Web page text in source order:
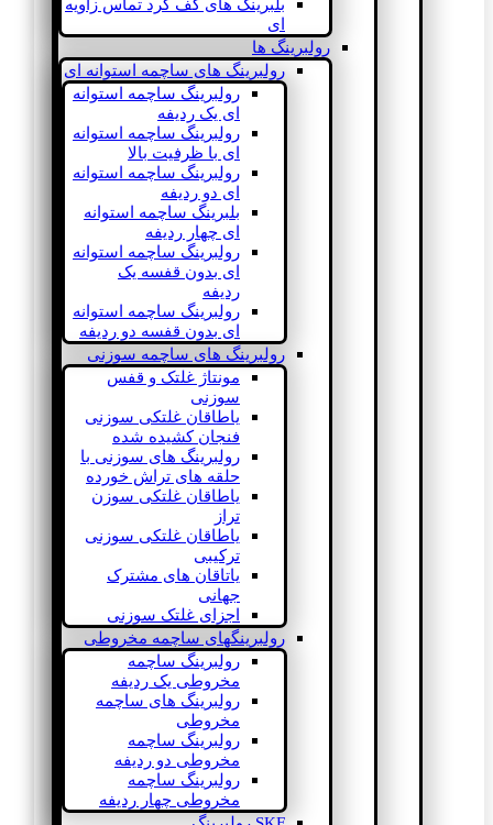
بلبرینگ های کف گرد تماس زاویه
ای
رولبرینگ ها
رولبرینگ های ساچمه استوانه ای
رولبرینگ ساچمه استوانه
ای یک ردیفه
رولبرینگ ساچمه استوانه
ای با ظرفیت بالا
رولبرینگ ساچمه استوانه
ای دو ردیفه
بلبرینگ ساچمه استوانه
ای چهار ردیفه
رولبرینگ ساچمه استوانه
ای بدون قفسه یک
ردیفه
رولبرینگ ساچمه استوانه
ای بدون قفسه دو ردیفه
رولبرینگ های ساچمه سوزنی
مونتاژ غلتک و قفس
سوزنی
یاطاقان غلتکی سوزنی
فنجان کشیده شده
رولبرینگ های سوزنی با
حلقه های تراش خورده
یاطاقان غلتکی سوزن
تراز
یاطاقان غلتکی سوزنی
ترکیبی
یاتاقان های مشترک
جهانی
اجزای غلتک سوزنی
رولبرینگهای ساچمه مخروطی
رولبرینگ ساچمه
مخروطی یک ردیفه
رولبرینگ های ساچمه
مخروطی
رولبرینگ ساچمه
مخروطی دو ردیفه
رولبرینگ ساچمه
مخروطی چهار ردیفه